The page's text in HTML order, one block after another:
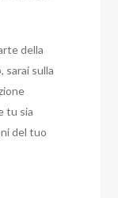
della
sarai sulla
tu sia
del tuo